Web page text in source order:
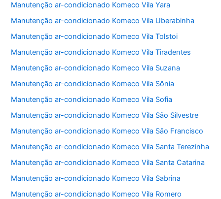
Manutenção ar-condicionado Komeco Vila Yara
Manutenção ar-condicionado Komeco Vila Uberabinha
Manutenção ar-condicionado Komeco Vila Tolstoi
Manutenção ar-condicionado Komeco Vila Tiradentes
Manutenção ar-condicionado Komeco Vila Suzana
Manutenção ar-condicionado Komeco Vila Sônia
Manutenção ar-condicionado Komeco Vila Sofia
Manutenção ar-condicionado Komeco Vila São Silvestre
Manutenção ar-condicionado Komeco Vila São Francisco
Manutenção ar-condicionado Komeco Vila Santa Terezinha
Manutenção ar-condicionado Komeco Vila Santa Catarina
Manutenção ar-condicionado Komeco Vila Sabrina
Manutenção ar-condicionado Komeco Vila Romero